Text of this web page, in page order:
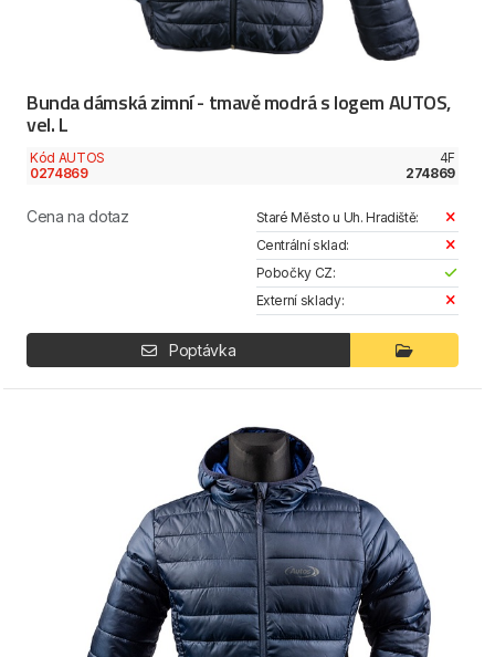
Bunda dámská zimní - tmavě modrá s logem AUTOS,
vel. L
Kód AUTOS
0274869
4F
274869
Cena na dotaz
Staré Město u Uh. Hradiště:
Centrální sklad:
Pobočky CZ:
Externí sklady:
Poptávka